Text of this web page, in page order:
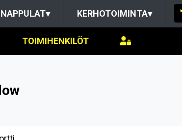
NAPPULAT▾ KERHOTOIMINTA▾
TOIMIHENKILÖT